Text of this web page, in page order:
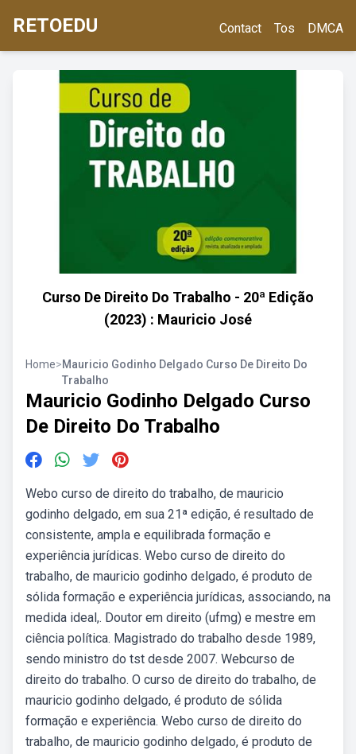
RETOEDU Contact Tos DMCA
Curso De Direito Do Trabalho - 20ª Edição
(2023) : Mauricio José
Home>Mauricio Godinho Delgado Curso De Direito Do
Trabalho
Mauricio Godinho Delgado Curso
De Direito Do Trabalho
Webo curso de direito do trabalho, de mauricio
godinho delgado, em sua 21ª edição, é resultado de
consistente, ampla e equilibrada formação e
experiência jurídicas. Webo curso de direito do
trabalho, de mauricio godinho delgado, é produto de
sólida formação e experiência jurídicas, associando, na
medida ideal,. Doutor em direito (ufmg) e mestre em
ciência política. Magistrado do trabalho desde 1989,
sendo ministro do tst desde 2007. Webcurso de
direito do trabalho. O curso de direito do trabalho, de
mauricio godinho delgado, é produto de sólida
formação e experiência. Webo curso de direito do
trabalho, de mauricio godinho delgado, é produto de